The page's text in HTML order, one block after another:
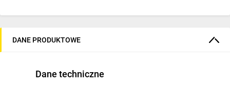
DANE PRODUKTOWE
Dane techniczne